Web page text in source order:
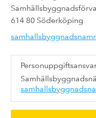
614 80 Söderköping